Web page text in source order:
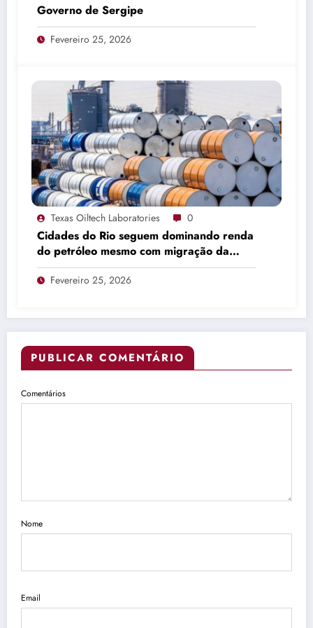
Governo de Sergipe
Fevereiro 25, 2026
Texas Oiltech Laboratories 0
Cidades do Rio seguem dominando renda
do petróleo mesmo com migração da
produção
Fevereiro 25, 2026
PUBLICAR COMENTÁRIO
Comentários
Nome
Email